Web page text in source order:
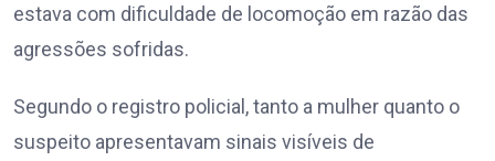
estava com dificuldade de locomoção em razão das
agressões sofridas.
Segundo o registro policial, tanto a mulher quanto o
suspeito apresentavam sinais visíveis de